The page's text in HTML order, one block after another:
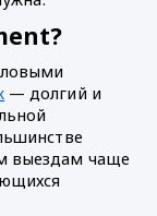
— долгий и
выездам чаще